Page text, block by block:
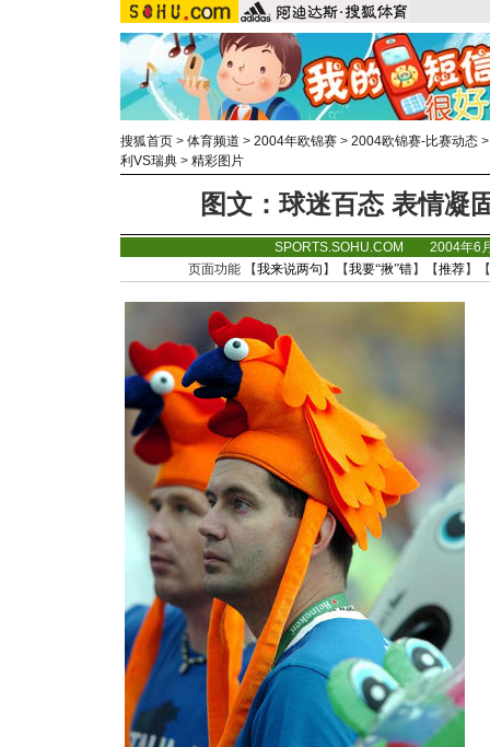
搜狐首页 > 体育频道 > 2004年欧锦赛 > 2004欧锦赛-比赛动态
利VS瑞典 > 精彩图片
图文：球迷百态 表情凝
SPORTS.SOHU.COM 2004年6
页面功能 【我来说两句 】【我要“揪”错】【推荐】